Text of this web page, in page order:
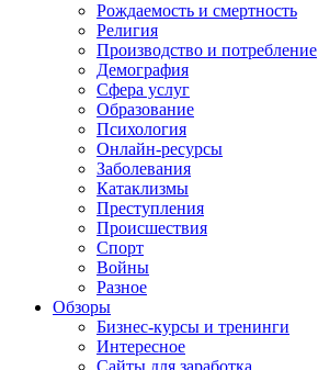
Рождаемость и смертность
Религия
Производство и потребление
Демография
Сфера услуг
Образование
Психология
Онлайн-ресурсы
Заболевания
Катаклизмы
Преступления
Происшествия
Спорт
Войны
Разное
Обзоры
Бизнес-курсы и тренинги
Интересное
Сайты для заработка